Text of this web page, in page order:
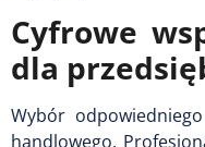
Cyfrowe
dla
Wybór
handlowego.